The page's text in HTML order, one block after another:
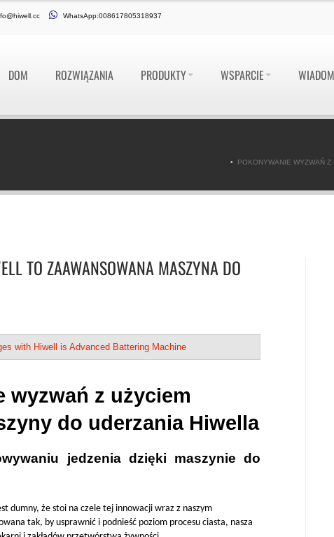
WhatsApp:008617805318937
DOM ROZWIĄZANIA PRODUKTY WSPARCIE
POKONYWANIE WYZWAŃ
TO ZAAWANSOWANA MASZYNA DO